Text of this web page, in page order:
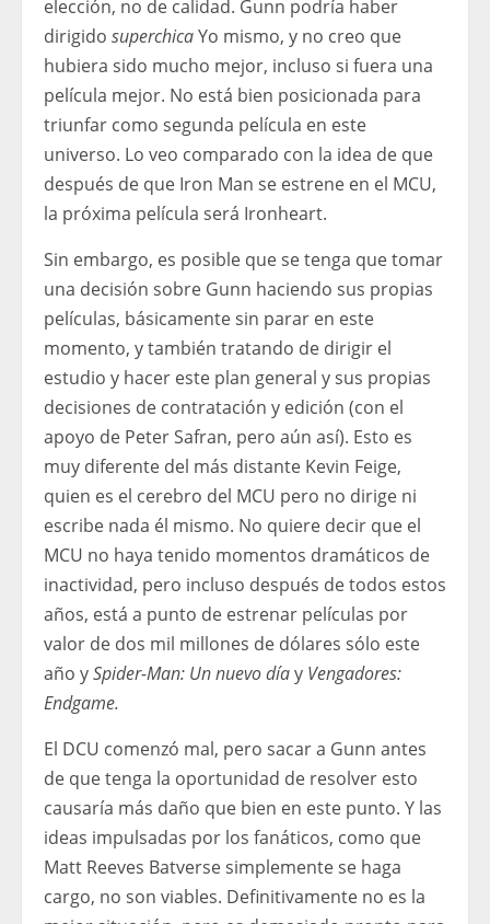
elección, no de calidad. Gunn podría haber
dirigido superchicaYo mismo, y no creo que
hubiera sido mucho mejor, incluso si fuera una
película mejor. No está bien posicionada para
triunfar como segunda película en este
universo. Lo veo comparado con la idea de que
después de que Iron Man se estrene en el MCU,
la próxima película será Ironheart.
Sin embargo, es posible que se tenga que tomar
una decisión sobre Gunn haciendo sus propias
películas, básicamente sin parar en este
momento, y también tratando de dirigir el
estudio y hacer este plan general y sus propias
decisiones de contratación y edición (con el
apoyo de Peter Safran, pero aún así). Esto es
muy diferente del más distante Kevin Feige,
quien es el cerebro del MCU pero no dirige ni
escribe nada él mismo. No quiere decir que el
MCU no haya tenido momentos dramáticos de
inactividad, pero incluso después de todos estos
años, está a punto de estrenar películas por
valor de dos mil millones de dólares sólo este
año ySpider-Man: Un nuevo díay Vengadores:
Endgame.
El DCU comenzó mal, pero sacar a Gunn antes
de que tenga la oportunidad de resolver esto
causaría más daño que bien en este punto. Y las
ideas impulsadas por los fanáticos, como que
Matt Reeves Batverse simplemente se haga
cargo, no son viables. Definitivamente no es la